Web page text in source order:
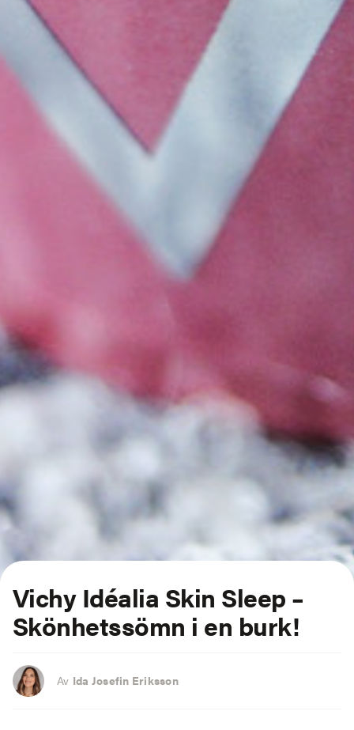
Vichy Idéalia Skin Sleep –
Skönhetssömn i en burk!
Av Ida Josefin Eriksson